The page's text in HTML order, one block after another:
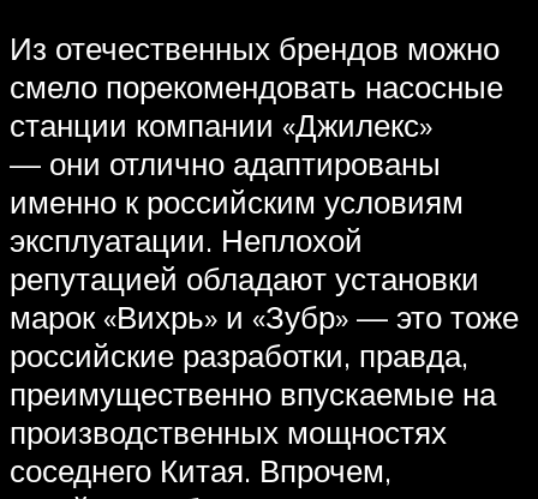
Из отечественных брендов можно
смело порекомендовать насосные
станции компании «Джилекс»
— они отлично адаптированы
именно к российским условиям
эксплуатации. Неплохой
репутацией обладают установки
марок «Вихрь» и «Зубр» — это тоже
российские разработки, правда,
преимущественно впускаемые на
производственных мощностях
соседнего Китая. Впрочем,